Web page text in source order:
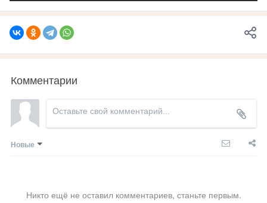
Комментарии
Новые
Никто ещё не оставил комментариев, станьте первым.